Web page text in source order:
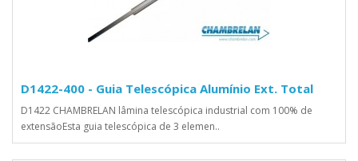
D1422-400 - Guia Telescópica Alumínio Ext. Total
D1422 CHAMBRELAN lâmina telescópica industrial com 100% de
extensãoEsta guia telescópica de 3 elemen..